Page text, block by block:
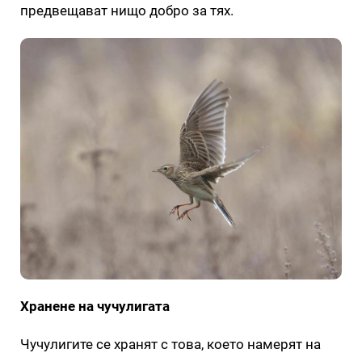
предвещават нищо добро за тях.
Хранене на чучулигата
Чучулигите се хранят с това, което намерят на